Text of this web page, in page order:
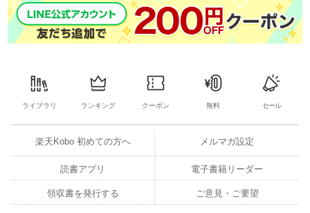
ライブラリ ランキング クーポン 無料 セール
楽天Kobo 初めての方へ メルマガ設定
読書アプリ 電子書籍リーダー
領収書を発行する ご意見・ご要望